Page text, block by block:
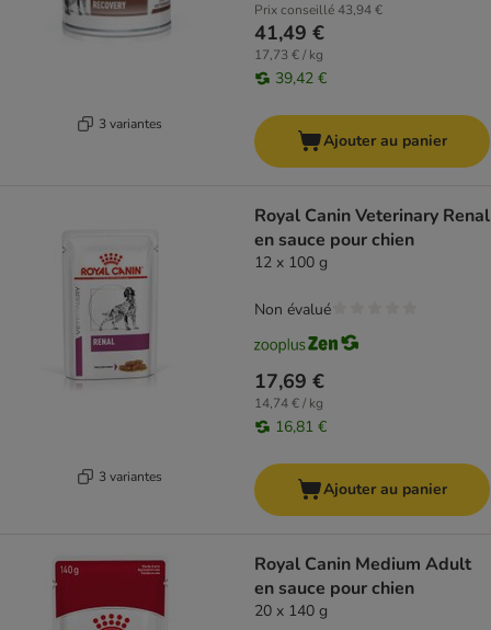
3 variantes
Prix conseillé43,94 €
41,49 €
17,73 € / kg
39,42 €
Ajouter au panier
3 variantes
Royal Canin Veterinary Renal
en sauce pour chien
12 x 100 g
17,69 €
14,74 € / kg
16,81 €
Non évalué
Ajouter au panier
Royal Canin Medium Adult
en sauce pour chien
20 x 140 g